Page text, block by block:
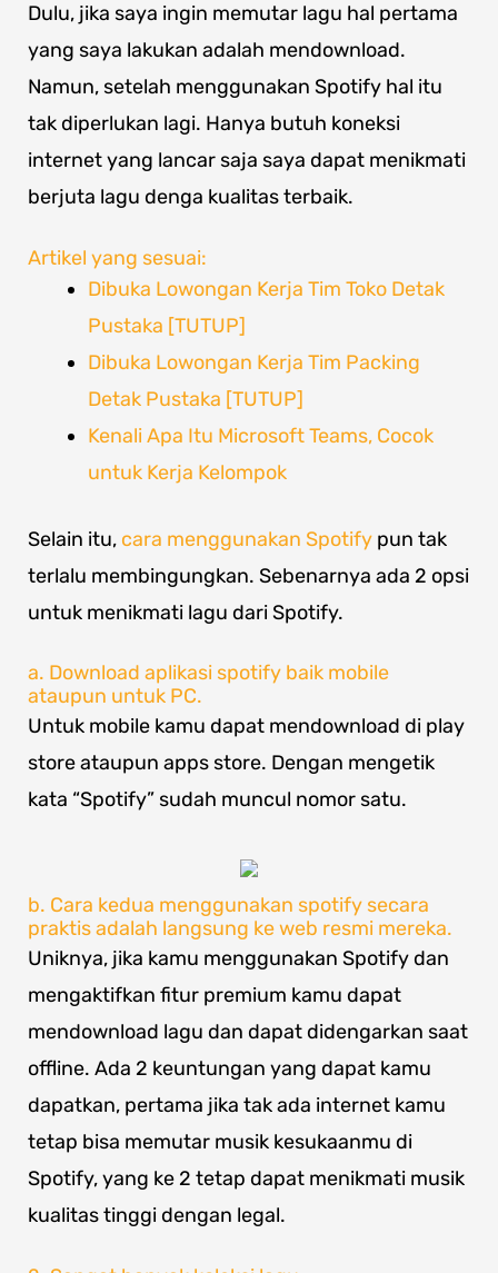
Dulu, jika saya ingin memutar lagu hal pertama
yang saya lakukan adalah mendownload.
Namun, setelah menggunakan Spotify hal itu
tak diperlukan lagi. Hanya butuh koneksi
internet yang lancar saja saya dapat menikmati
berjuta lagu denga kualitas terbaik.
Artikel yang sesuai:
Dibuka Lowongan Kerja Tim Toko Detak
Pustaka [TUTUP]
Dibuka Lowongan Kerja Tim Packing
Detak Pustaka [TUTUP]
Kenali Apa Itu Microsoft Teams, Cocok
untuk Kerja Kelompok
Selain itu, cara menggunakan Spotify pun tak
terlalu membingungkan. Sebenarnya ada 2 opsi
untuk menikmati lagu dari Spotify.
a. Download aplikasi spotify baik mobile
ataupun untuk PC.
Untuk mobile kamu dapat mendownload di play
store ataupun apps store. Dengan mengetik
kata “Spotify” sudah muncul nomor satu.
b. Cara kedua menggunakan spotify secara
praktis adalah langsung ke web resmi mereka.
Uniknya, jika kamu menggunakan Spotify dan
mengaktifkan fitur premium kamu dapat
mendownload lagu dan dapat didengarkan saat
offline. Ada 2 keuntungan yang dapat kamu
dapatkan, pertama jika tak ada internet kamu
tetap bisa memutar musik kesukaanmu di
Spotify, yang ke 2 tetap dapat menikmati musik
kualitas tinggi dengan legal.